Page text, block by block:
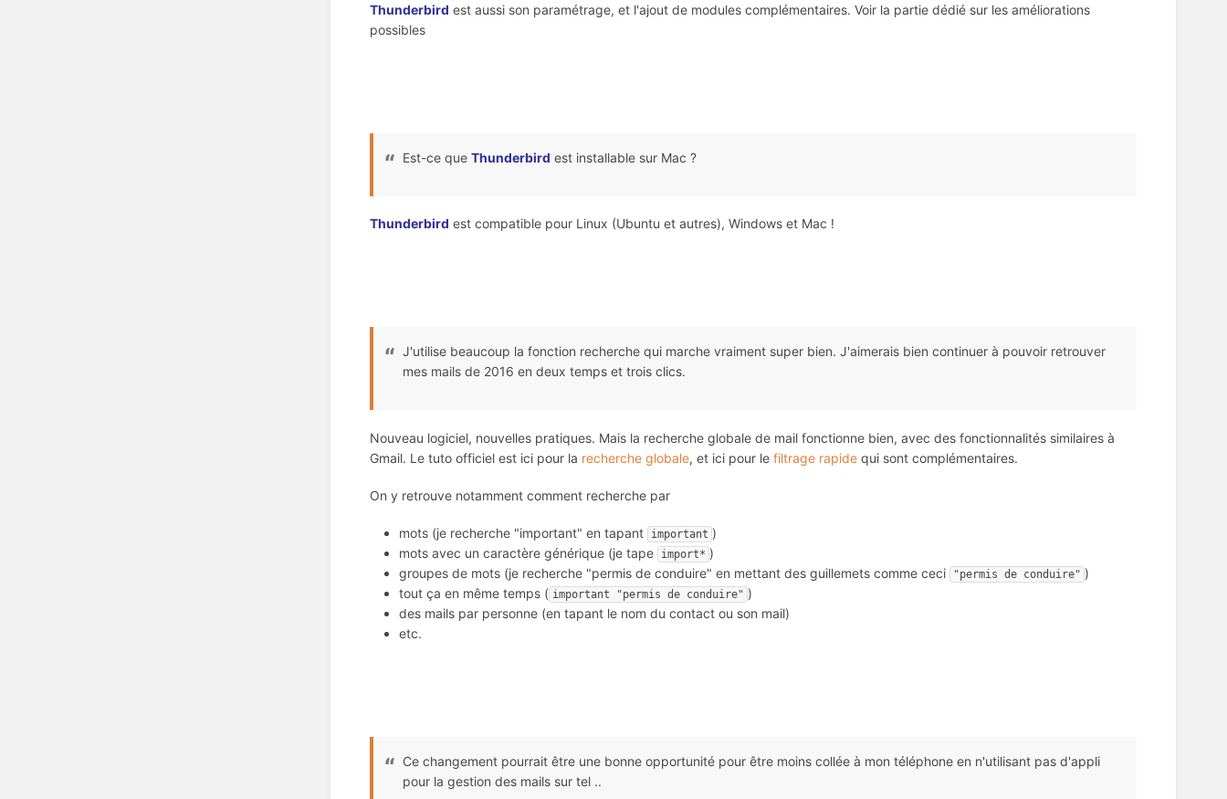
Thunderbird est aussi son paramétrage, et l'ajout de modules complémentaires. Voir la partie dédié sur les améliorations
possibles
Est-ce que Thunderbird est installable sur Mac ?
Thunderbird est compatible pour Linux (Ubuntu et autres), Windows et Mac !
J'utilise beaucoup la fonction recherche qui marche vraiment super bien. J'aimerais bien continuer à pouvoir retrouver
mes mails de 2016 en deux temps et trois clics.
Nouveau logiciel, nouvelles pratiques. Mais la recherche globale de mail fonctionne bien, avec des fonctionnalités similaires à
Gmail. Le tuto officiel est ici pour la recherche globale, et ici pour le filtrage rapide qui sont complémentaires.
On y retrouve notamment comment recherche par
mots (je recherche "important" en tapant important )
mots avec un caractère générique (je tape
import* )
groupes de mots (je recherche "permis de conduire" en mettant des guillemets comme ceci
"permis de conduire" )
tout ça en même temps ( important "permis de conduire" )
des mails par personne (en tapant le nom du contact ou son mail)
etc.
Ce changement pourrait être une bonne opportunité pour être moins collée à mon téléphone en n'utilisant pas d'appli
pour la gestion des mails sur tel ..